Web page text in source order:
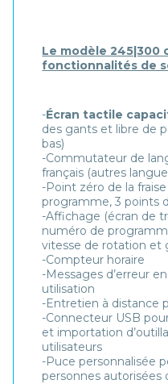
Le modèle 245|300
fonctionnalités de
-Écran tactile
des gants et libre de
bas)
-Commutateur de
français (autres
-Point zéro de la
programme, 3 points
-Affichage (écran de
numéro de
vitesse de rotation et
-Compteur horaire
-Messages d’erreur
utilisation
-Entretien à distance
-Connecteur USB
et importation
utilisateurs
-Puce personnalisée
personnes autorisées